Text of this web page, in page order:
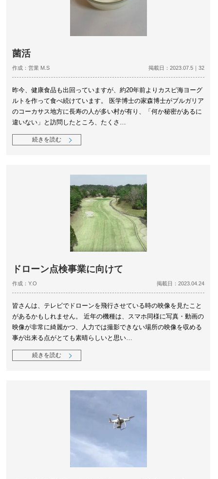
菌活
作成：営業 M.S 掲載日：2023.07.5｜32
昨今、健康食品も出回っていますが、約20年前よりカスピ海ヨーグ
ルトを作って食べ続けています。 医学博士の家森博士がブルガリア
のコーカサス地方に長寿の人が多い村が有り、「何か秘密があるに
違いない」と訪問したところ、たくさ…
続きを読む
ドローン点検事業に向けて
作成：Y.O 掲載日：2023.04.24
皆さんは、テレビでドローンを飛行させている時の映像を見たこと
があるかもしれません。 近年の機種は、スマホ同様に写真・動画の
映像が非常に綺麗かつ、人力では撮影できない場所の映像を収める
事が出来る点がとても素晴らしいと思い…
続きを読む